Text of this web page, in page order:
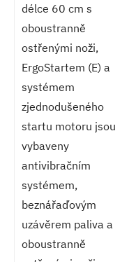
délce 60 cm s
oboustranně
ostřenými noži,
ErgoStartem (E) a
systémem
zjednodušeného
startu motoru jsou
vybaveny
antivibračním
systémem,
beznářaďovým
uzávěrem paliva a
oboustranně